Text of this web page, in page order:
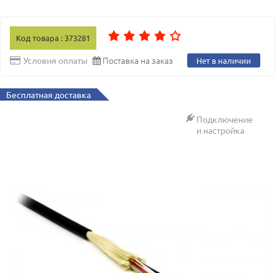
Код товара : 373281
Условия оплаты Поставка на заказ Нет в наличии
Бесплатная доставка
Подключение
и настройка